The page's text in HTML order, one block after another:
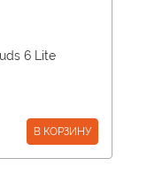
6 Lite
В КОРЗИНУ